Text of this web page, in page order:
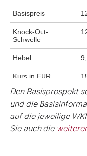
Basispreis
Knock-Out-
Schwelle
Hebel
Kurs in EUR
Den Basisprospekt
und die
auf die jeweilige
Sie auch die